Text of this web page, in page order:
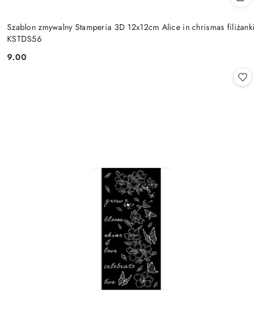
Szablon zmywalny Stamperia 3D 12x12cm Alice in chrismas filiżanki
KSTDS56
Cena:
9.00